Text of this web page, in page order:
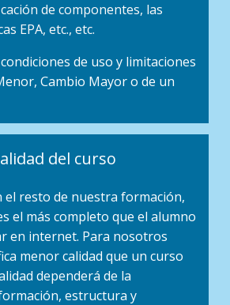
de componentes, las
EPA, etc., etc.
de uso y limitaciones
Cambio Mayor o de un
del curso
el resto de nuestra formación,
el más completo que el alumno
en internet. Para nosotros
menor calidad que un curso
dependerá de la
estructura y